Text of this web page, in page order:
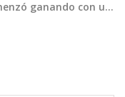
ganando con un
ventaja inicial, el
la contienda